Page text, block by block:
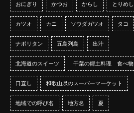
おにぎり かつお からし とりめし
カツオ カニ ソウダガツオ タコ
ナポリタン 五島列島 出汁
北海道のスイーツ 千葉の郷土料理 食べ物
口直し 和歌山県のスーパーマーケット
地域での呼び名 地方名 夏